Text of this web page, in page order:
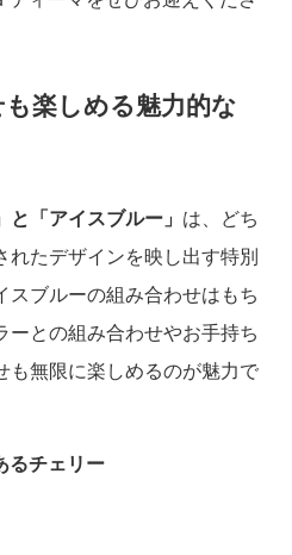
楽しめる魅力的な
「アイスブルー」 は、どち
れたデザインを映し出す特別
スブルーの組み合わせはもち
ーとの組み合わせやお手持ち
も無限に楽しめるのが魅力で
るチェリー